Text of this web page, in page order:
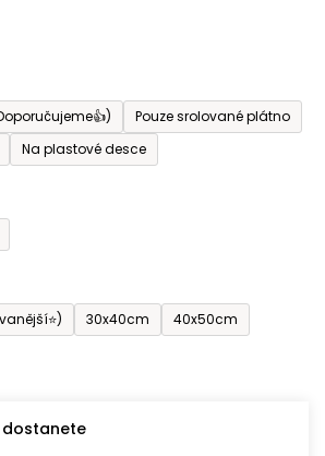
Pouze srolované plátno
Na plastové desce
30x40cm
40x50cm